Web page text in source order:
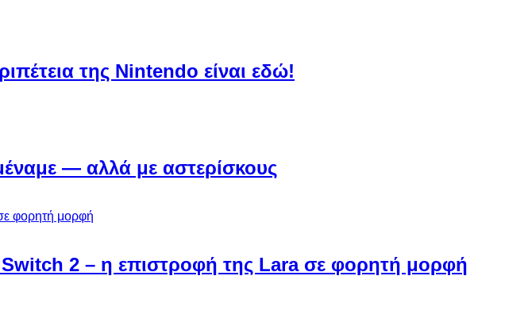
της Nintendo είναι εδώ!
— αλλά με αστερίσκους
2 – η επιστροφή της Lara σε φορητή μορφή